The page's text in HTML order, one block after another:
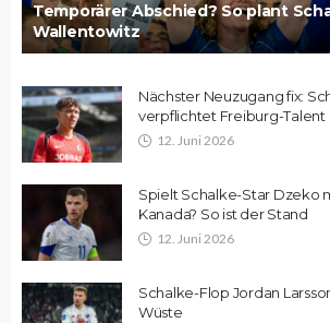
Temporärer Abschied? So plant
Wallentowitz
Nächster Neuzugang fix:
verpflichtet Freiburg-Talent
12. Juni 2026
Spielt Schalke-Star Dzeko
Kanada? So ist der Stand
12. Juni 2026
Schalke-Flop Jordan
Wüste